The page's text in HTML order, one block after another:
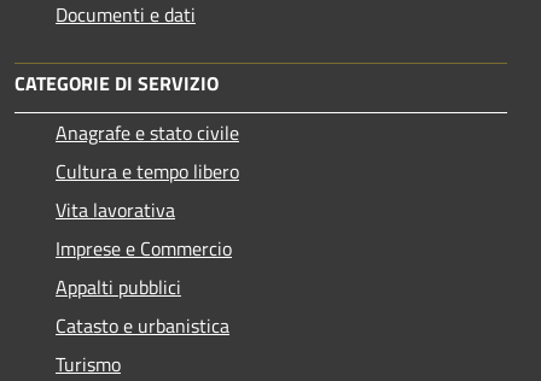
Documenti e dati
CATEGORIE DI SERVIZIO
Anagrafe e stato civile
Cultura e tempo libero
Vita lavorativa
Imprese e Commercio
Appalti pubblici
Catasto e urbanistica
Turismo